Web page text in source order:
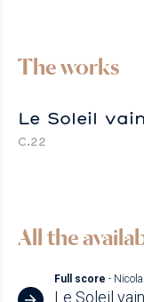
The works
Le Soleil
C.22
All the
Full score -
Le Soleil